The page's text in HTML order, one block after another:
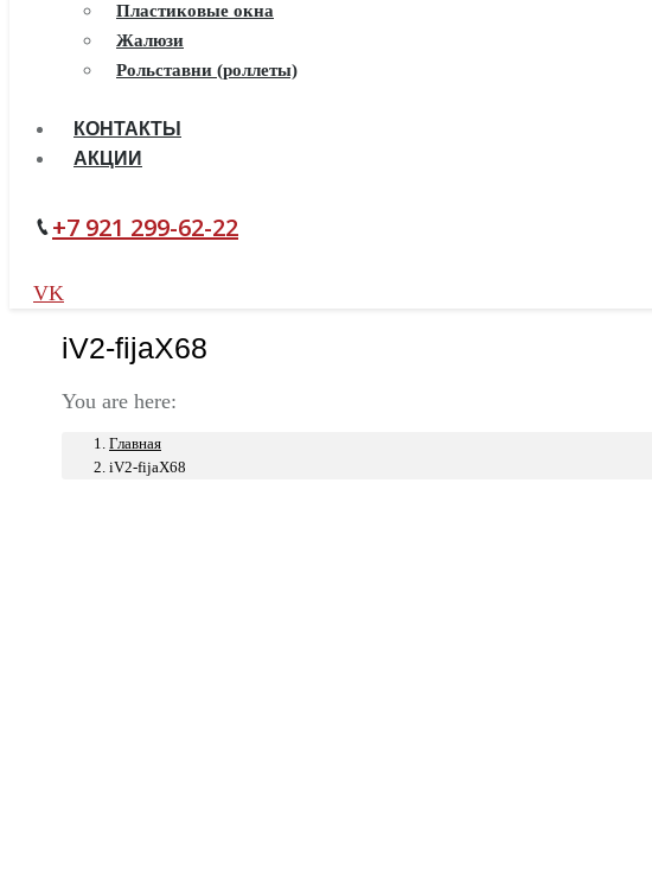
Пластиковые окна
Жалюзи
Рольставни (роллеты)
КОНТАКТЫ
АКЦИИ
+7 921 299-62-22
VK
iV2-fijaX68
You are here:
Главная
iV2-fijaX68